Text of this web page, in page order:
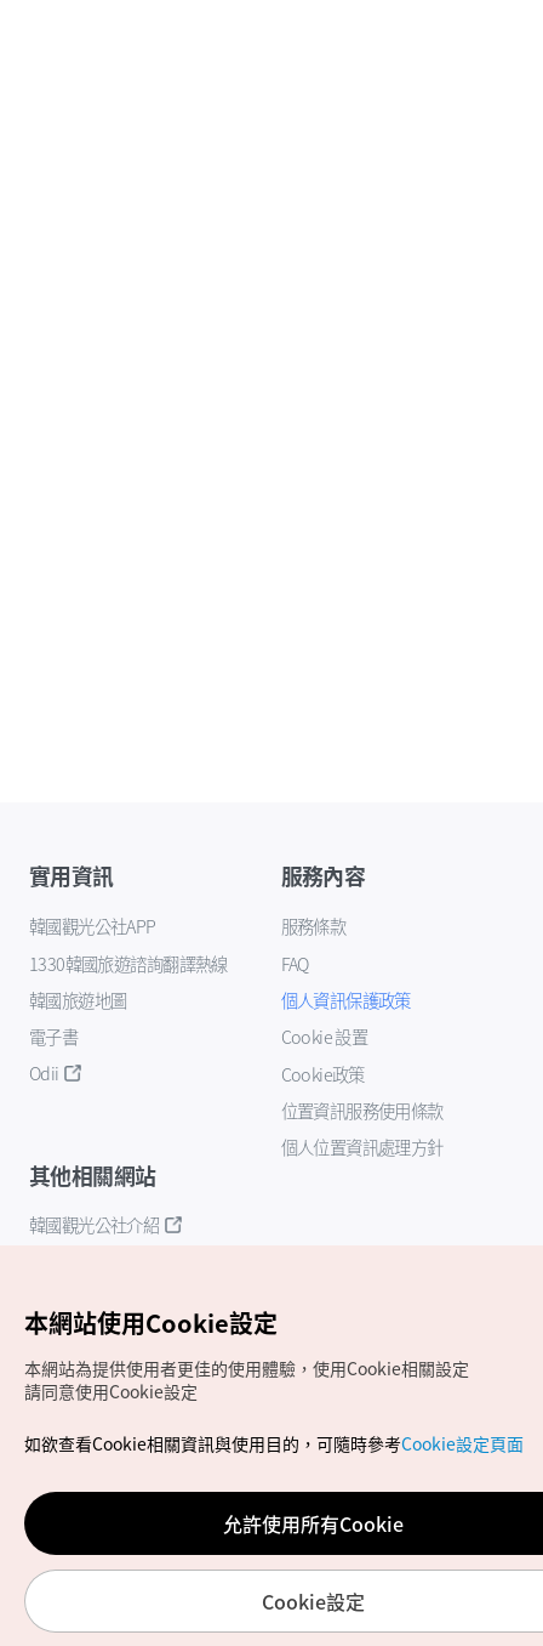
實用資訊
韓國觀光公社APP
1330韓國旅遊諮詢翻譯熱線
韓國旅遊地圖
電子書
Odii
服務內容
服務條款
FAQ
個人資訊保護政策
Cookie 設置
Cookie政策
位置資訊服務使用條款
個人位置資訊處理方針
其他相關網站
韓國觀光公社介紹
Copyrights (c) 韓國觀光公社版權所有
如有相關疑問或建議，歡迎來信至官方信箱
chinese_big5@knto.or.kr
本網站使用Cookie設定
本網站為提供使用者更佳的使用體驗，使用Cookie相關設定
請同意使用Cookie設定
如欲查看Cookie相關資訊與使用目的，可隨時參考Cookie設定頁面
允許使用所有Cookie
Cookie設定